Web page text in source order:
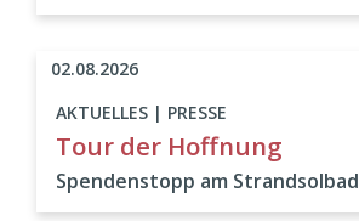
AKTUELLES | PRESSE
Tour der Hoffnung
Spendenstopp am Strandsolbad
02.08.2026